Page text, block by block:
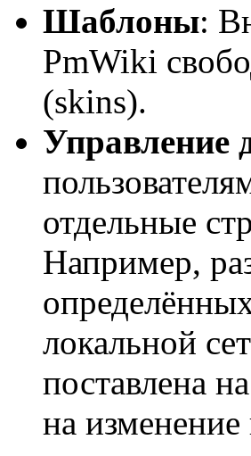
Шаблоны:
PmWiki
(skins).
Управление
отдельные
Например,
локальной
поставлена
на